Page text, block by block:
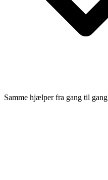
Samme hjælper fra gang til gang